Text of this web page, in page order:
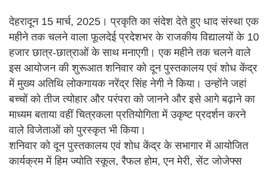
देहरादून 15 मार्च, 2025। प्रकृति का संदेश देते हुए धाद संस्था एक
महीने तक चलने वाला फूलदेई प्रदेशभर के राजकीय विद्यालयों के 10
हजार छात्र-छात्राओं के साथ मनाएगी। एक महीने तक चलने वाले
इस आयोजन की शुरूआत शनिवार को दून पुस्तकालय एवं शोध केंद्र
में मुख्य अतिथि लोकगायक नरेंद्र सिंह नेगी ने किया। उन्होंने जहां
बच्चों को तीज त्योहार और परंपरा को जानने और इसे आगे बढ़ाने का
माध्यम बताया वहीं चित्रकला प्रतियोगिता में उकृष्ट प्रदर्शन करने
वाले विजेताओं को पुरस्कृत भी किया।
शनिवार को दून पुस्तकालय एवं शोध केंद्र के सभागार में आयोजित
कार्यक्रम में हिम ज्योति स्कूल, रैफल होम, एन मेरी, सेंट जोजेफ्स